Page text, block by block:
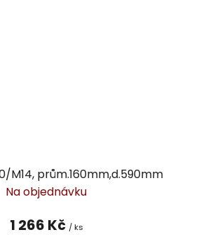
M14, prům.160mm,d.590mm
Na objednávku
1 266 Kč / ks